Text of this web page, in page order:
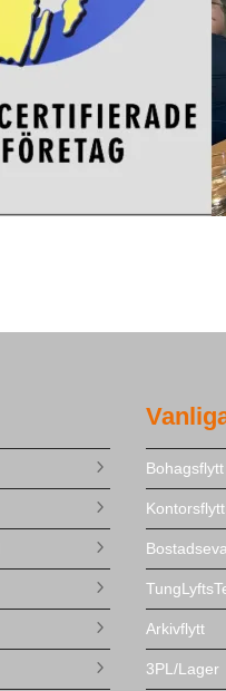
Bohagsflytt
Kontorsflytt
Arkivflytt
3PL/Lager